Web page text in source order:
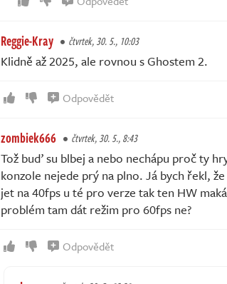
Reggie-Kray čtvrtek, 30. 5., 10:03
Klidně až 2025, ale rovnou s Ghostem 2.
Odpovědět
zombiek666 čtvrtek, 30. 5., 8:43
Tož buď su blbej a nebo nechápu proč ty
konzole nejede prý na plno. Já bych řekl,
jet na 40fps u té pro verze tak ten HW
problém tam dát režim pro 60fps ne?
Odpovědět